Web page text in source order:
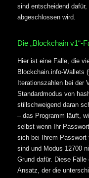
sind entscheidend
abgeschlossen wird.
Die „Blockchain v1“-
Hier ist eine Falle, die
Blockchain.info-Wallets
Iterationszahlen bei der
Standardmodus von
stillschweigend daran
– das Programm läuft,
selbst wenn Ihr
sich bei Ihrem
sind und Modus 12700
Grund dafür. Diese
Ansatz, der die